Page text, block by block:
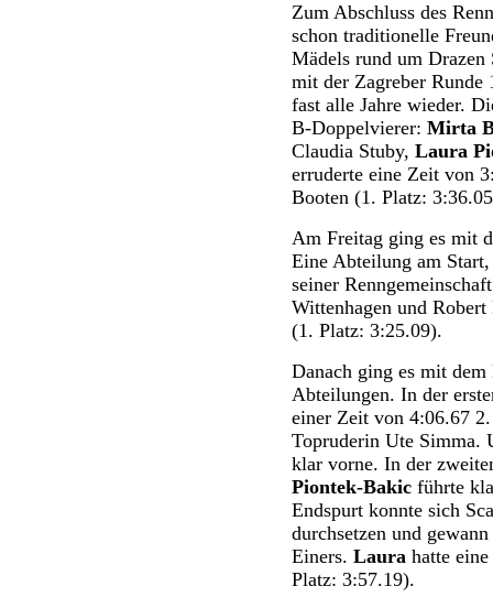
Zum Abschluss des
schon traditionelle
Mädels rund um
mit der Zagreber
fast alle Jahre wieder.
B-Doppelvierer: Mirta
Claudia Stuby, Laura
erruderte eine Zeit von
Booten (1. Platz:
Am Freitag ging es mit
Eine Abteilung am
seiner
Wittenhagen und
(1. Platz: 3:25.09).
Danach ging es mit
Abteilungen. In der
einer Zeit von 4:06.67
Topruderin Ute Simma.
klar vorne. In der
Piontek-Bakic führte
Endspurt konnte sich
durchsetzen und
Einers. Laura hatte
Platz: 3:57.19).